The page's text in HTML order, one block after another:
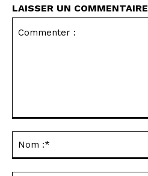
LAISSER UN COMMENTAIRE